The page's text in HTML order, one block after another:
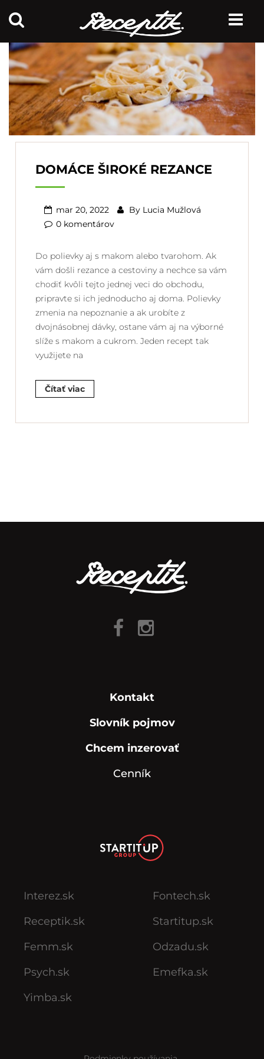
DOMÁCE ŠIROKÉ REZANCE
mar 20, 2022 By Lucia Mužlová
0 komentárov
Do polievky aj s makom alebo tvarohom. Ak
vám došli rezance a cestoviny a nechce sa vám
chodiť kvôli tejto jednej veci do obchodu,
pripravte si ich jednoducho aj doma. Polievky
zmenia na nepoznanie a ak urobíte z
dvojnásobnej dávky, ostane vám aj na výborné
slíže s makom a cukrom. Jeden recept tak
využijete na
Čítať viac
Kontakt
Slovník pojmov
Chcem inzerovať
Cenník
Interez.sk
Receptik.sk
Femm.sk
Psych.sk
Yimba.sk
Fontech.sk
Startitup.sk
Odzadu.sk
Emefka.sk